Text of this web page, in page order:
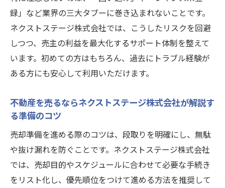
録」など業界の三大タブーに巻き込まれないことです。
ネクストステージ株式会社では、こうしたリスクを回避
しつつ、売主の利益を最大化するサポート体制を整えて
います。初めての方はもちろん、過去にトラブル経験が
ある方にも安心して利用いただけます。
不動産を売るならネクストステージ株式会社が解説す
る準備のコツ
売却準備を進める際のコツは、段取りを明確にし、無駄
や抜け漏れを防ぐことです。ネクストステージ株式会社
では、売却目的やスケジュールに合わせて必要な手続き
をリスト化し、優先順位をつけて進める方法を推奨して